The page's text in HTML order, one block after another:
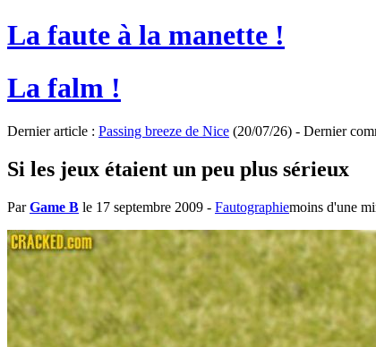
La faute à la manette !
La falm !
Dernier article : Passing breeze de Nice (20/07/26) - Dernier
Si les jeux étaient un peu plus sérieux
ParGame B le 17 septembre 2009 - Fautographiemoins d'une